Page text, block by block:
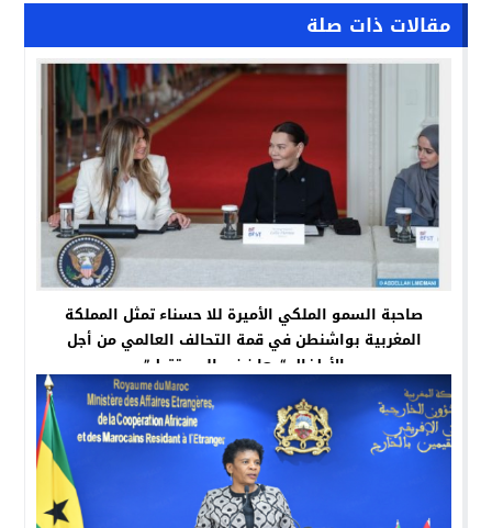
مقالات ذات صلة
صاحبة السمو الملكي الأميرة للا حسناء تمثل المملكة
المغربية بواشنطن في قمة التحالف العالمي من أجل
الأطفال “معا نبني المستقبل”